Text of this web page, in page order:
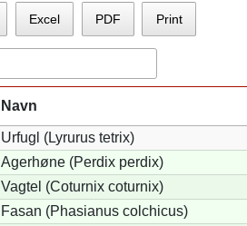
Excel PDF Print
Navn
Urfugl (Lyrurus tetrix)
Agerhøne (Perdix perdix)
Vagtel (Coturnix coturnix)
Fasan (Phasianus colchicus)